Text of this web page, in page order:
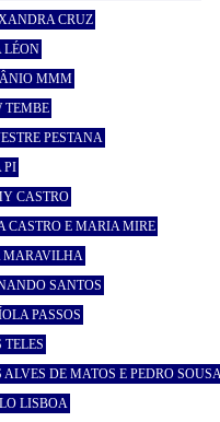
CRUZ
LÉON
MMM
TEMBE
PESTANA
PI
CASTRO
CASTRO E MARIA MIRE
MARAVILHA
SANTOS
PASSOS
TELES
ALVES DE MATOS E PEDRO
LISBOA